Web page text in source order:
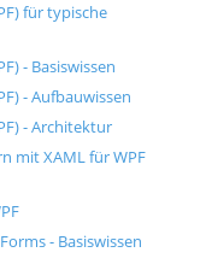
für typische
- Basiswissen
- Aufbauwissen
- Architektur
mit XAML für WPF
- Basiswissen